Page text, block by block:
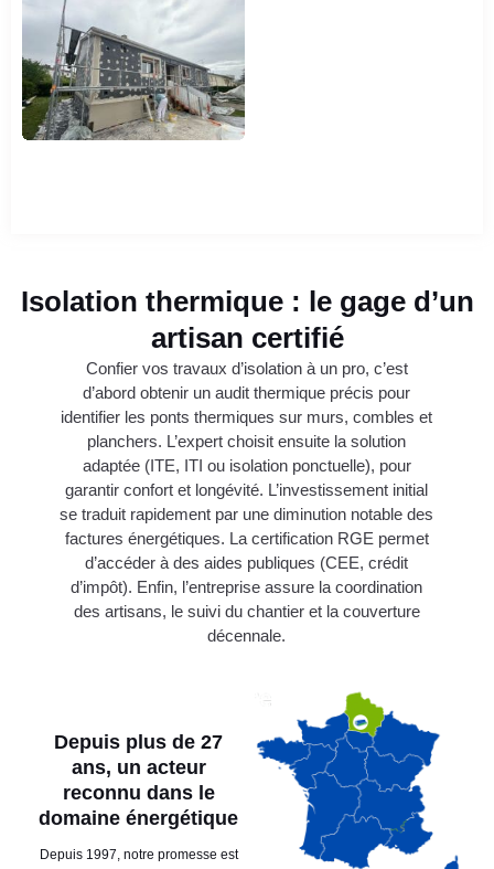
Isolation thermique : le gage d’un
artisan certifié
Confier vos travaux d’isolation à un pro, c’est
d’abord obtenir un audit thermique précis pour
identifier les ponts thermiques sur murs, combles et
planchers. L’expert choisit ensuite la solution
adaptée (ITE, ITI ou isolation ponctuelle), pour
garantir confort et longévité. L’investissement initial
se traduit rapidement par une diminution notable des
factures énergétiques. La certification RGE permet
d’accéder à des aides publiques (CEE, crédit
d’impôt). Enfin, l’entreprise assure la coordination
des artisans, le suivi du chantier et la couverture
décennale.
Depuis plus de 27
ans, un acteur
reconnu dans le
domaine énergétique
Depuis 1997, notre promesse est